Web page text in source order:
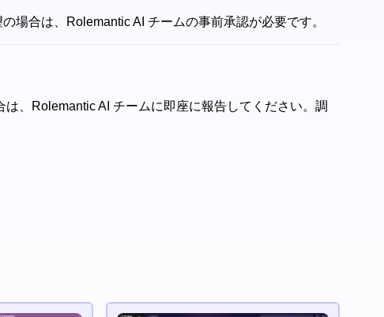
場合は、Rolemantic AI チームの事前承認が必要です。
、Rolemantic AI チームに即座に報告してください。調